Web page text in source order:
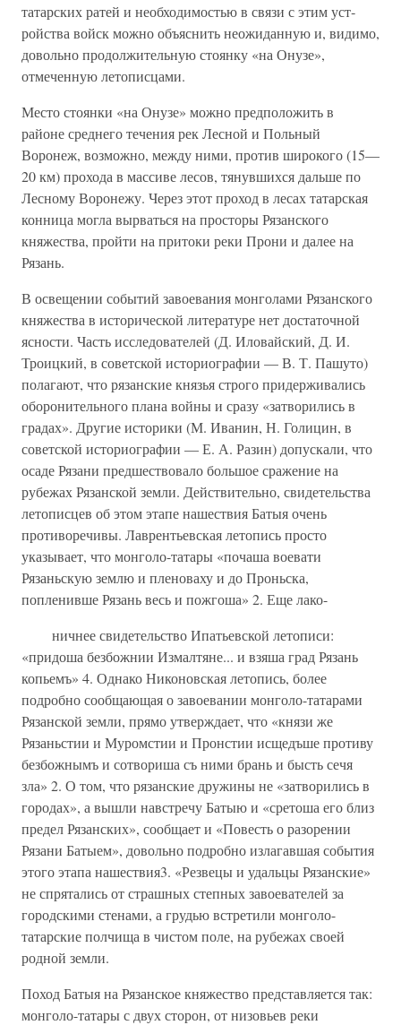
татарских ратей и необходимостью в связи с этим уст­
ройства войск можно объяснить неожиданную и, видимо,
довольно продолжительную стоянку «на Онузе»,
отмеченную летописцами.
Место стоянки «на Онузе» можно предположить в
районе среднего течения рек Лесной и Польный
Воронеж, возможно, между ними, против широкого (15—
20 км) прохода в массиве лесов, тянувшихся дальше по
Лесному Воронежу. Через этот проход в лесах татарская
конница могла вырваться на просторы Рязанского
княжества, пройти на притоки реки Прони и далее на
Рязань.
В освещении событий завоевания монголами Рязанского
княжества в исторической литературе нет достаточной
ясности. Часть исследователей (Д. Иловайский, Д. И.
Троицкий, в советской историографии — В. Т. Пашуто)
полагают, что рязанские князья строго придерживались
оборони­тельного плана войны и сразу «затворились в
градах». Другие историки (М. Иванин, Н. Голицин, в
советской историографии — Е. А. Разин) до­пускали, что
осаде Рязани предшествовало большое сражение на
рубежах Рязанской земли. Действительно, свидетельства
летописцев об этом этапе нашествия Батыя очень
противоречивы. Лаврентьевская летопись просто
указывает, что монголо-татары «почаша воевати
Рязаньскую землю и пленоваху и до Проньска,
попленивше Рязань весь и пожгоша» 2. Еще лако-
ничнее свидетельство Ипатьевской летописи:
«придоша безбожнии Измалтяне... и взяша град Рязань
копьемъ» 4. Однако Никоновская летопись, более
подробно сообщающая о завоевании монголо-татарами
Рязанской земли, прямо утверждает, что «князи же
Рязаньстии и Муромстии и Пронстии исщедъше противу
безбожнымъ и сотвориша съ ними брань и бысть сечя
зла» 2. О том, что рязанские дружины не «затворились в
горо­дах», а вышли навстречу Батыю и «сретоша его близ
предел Рязанских», сообщает и «Повесть о разорении
Рязани Батыем», довольно подробно из­лагавшая события
этого этапа нашествия3. «Резвецы и удальцы Рязан­ские»
не спрятались от страшных степных завоевателей за
городскими стенами, а грудью встретили монголо-
татарские полчища в чистом поле, на рубежах своей
родной земли.
Поход Батыя на Рязанское княжество представляется так:
монголо-татары с двух сторон, от низовьев реки